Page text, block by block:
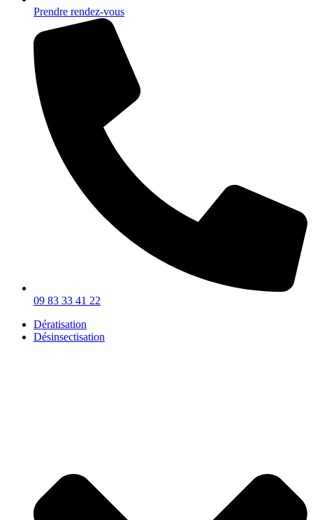
Prendre rendez-vous
09 83 33 41 22
Dératisation
Désinsectisation